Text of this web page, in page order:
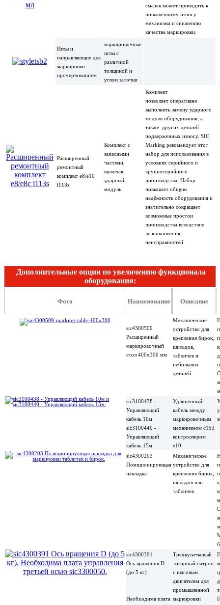
смазок может приводить к
повышенному износу
механизма и снижению
качества маркировки.
Иглы и
направляющие для
маркировки
прочерчиванием
маркировочные
иглы с
различной
толщиной и
углом заточки
Расширенный
ремонтный
комплект e8/e10
i113s
Комплект с
запасными
частями,
включая
ударный
модуль
Комплект
позволяет оперативно
выполнить замену ударного
модуля оборудования, а
также других деталей
подверженных износу. SIC
Marking рекомендует этот
набор для использования в
условиях серийного и
крупносерийного
производства. Набор
повышает общую
надёжность оборудования и
значительно сокращает
возможные простои
производства вследствие
возникновения
неисправностей.
Дополнительные опции по увеличению функционала
оборудования:
Фото Наименование Описание
sic4300509
Расширенный
маркировочный
стол 400x300 мм
Механическое
устройство для
крепления бирок,
шильдов,
табличек и
небольших
деталей.
sic3100438 -
Управляющий
кабель 10м
sic3100440 -
Управляющий
кабель 15м
Удлинённый
кабель между
маркировочным
механизмом c153
контроллером
e10.
sic4300203
Позиционирующая
накладка
Механическое
устройство для
крепления бирок,
шильдов или
табличек
sic4300391
Ось вращения D
(до 5 кг)
Необходима плата
Трёхкулачковый
токарный патрон
с шаговым
двигателем для
промышленной
маркировки